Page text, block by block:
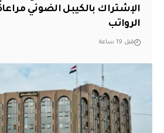
الإشتراك بالكيبل الضوئي
الرواتب
قبل 19 ساعة